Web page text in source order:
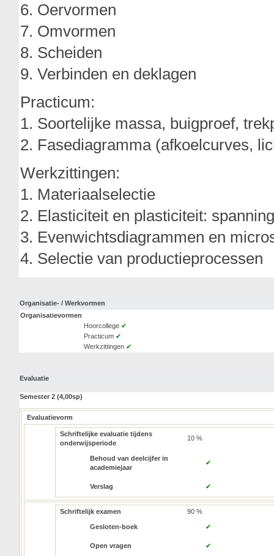
6. Oervormen
7. Omvormen
8. Scheiden
9. Verbinden en deklagen
Practicum:
1. Soortelijke massa, buigproef,
2. Fasediagramma (afkoelcurves,
Werkzittingen:
1. Materiaalselectie
2. Elasticiteit en plasticiteit:
3. Evenwichtsdiagrammen en
4. Selectie van productieprocessen
Organisatie- / Werkvormen
Organisatievormen
Hoorcollege ✔
Practicum ✔
Werkzittingen ✔
Evaluatie
Semester 2 (4,00sp)
Evaluatievorm
Schriftelijke evaluatie tijdens
onderwijsperiode
10 %
Behoud van deelcijfer in
academiejaar
✔
Verslag ✔
Schriftelijk examen 90 %
Gesloten-boek ✔
Open vragen ✔